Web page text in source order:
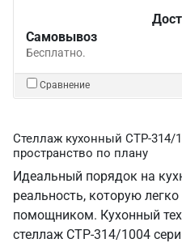
Самовывоз
Бесплатно.
Сравнение
Стеллаж кухонный СТР-314/
пространство по плану
Идеальный порядок на
реальность, которую
помощником. Кухонный
стеллаж СТР-314/1004